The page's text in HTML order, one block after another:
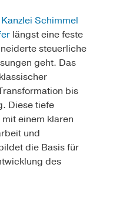
Kanzlei Schimmel
längst eine feste
steuerliche
geht. Das
bis
Diese tiefe
einem klaren
und
die Basis für
des